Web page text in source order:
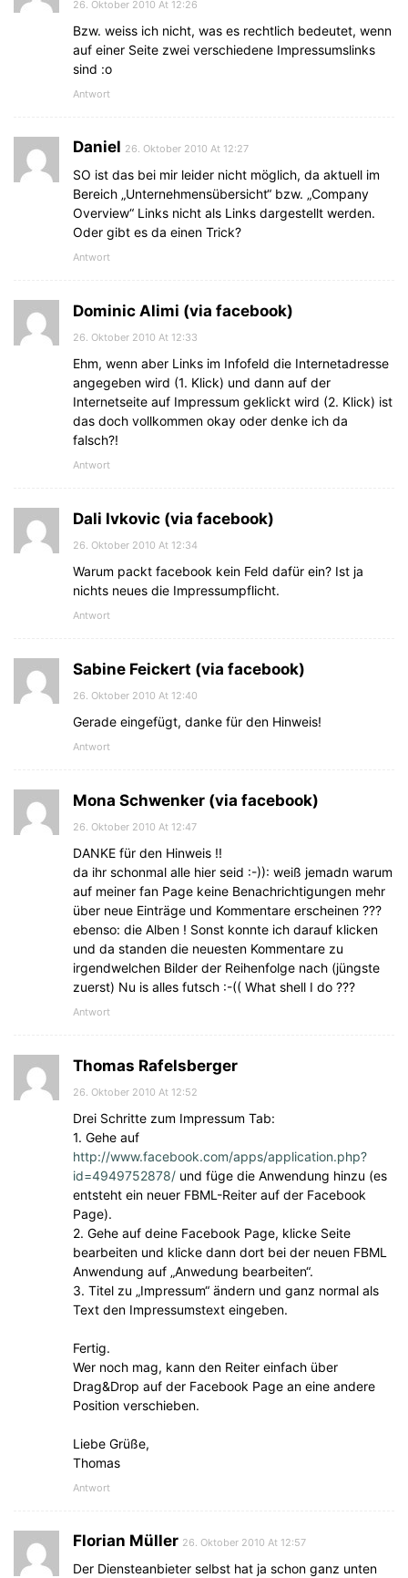
26. Oktober 2010 At 12:26
Bzw. weiss ich nicht, was es rechtlich bedeutet, wenn
auf einer Seite zwei verschiedene Impressumslinks
sind :o
Antwort
Daniel 26. Oktober 2010 At 12:27
SO ist das bei mir leider nicht möglich, da aktuell im
Bereich „Unternehmensübersicht“ bzw. „Company
Overview“ Links nicht als Links dargestellt werden.
Oder gibt es da einen Trick?
Antwort
Dominic Alimi (via facebook)
26. Oktober 2010 At 12:33
Ehm, wenn aber Links im Infofeld die Internetadresse
angegeben wird (1. Klick) und dann auf der
Internetseite auf Impressum geklickt wird (2. Klick) ist
das doch vollkommen okay oder denke ich da
falsch?!
Antwort
Dali Ivkovic (via facebook)
26. Oktober 2010 At 12:34
Warum packt facebook kein Feld dafür ein? Ist ja
nichts neues die Impressumpflicht.
Antwort
Sabine Feickert (via facebook)
26. Oktober 2010 At 12:40
Gerade eingefügt, danke für den Hinweis!
Antwort
Mona Schwenker (via facebook)
26. Oktober 2010 At 12:47
DANKE für den Hinweis !!
da ihr schonmal alle hier seid :-)): weiß jemadn warum
auf meiner fan Page keine Benachrichtigungen mehr
über neue Einträge und Kommentare erscheinen ???
ebenso: die Alben ! Sonst konnte ich darauf klicken
und da standen die neuesten Kommentare zu
irgendwelchen Bilder der Reihenfolge nach (jüngste
zuerst) Nu is alles futsch :-(( What shell I do ???
Antwort
Thomas Rafelsberger
26. Oktober 2010 At 12:52
Drei Schritte zum Impressum Tab:
1. Gehe auf
http://www.facebook.com/apps/application.php?
id=4949752878/ und füge die Anwendung hinzu (es
entsteht ein neuer FBML-Reiter auf der Facebook
Page).
2. Gehe auf deine Facebook Page, klicke Seite
bearbeiten und klicke dann dort bei der neuen FBML
Anwendung auf „Anwedung bearbeiten“.
3. Titel zu „Impressum“ ändern und ganz normal als
Text den Impressumstext eingeben.
Fertig.
Wer noch mag, kann den Reiter einfach über
Drag&Drop auf der Facebook Page an eine andere
Position verschieben.
Liebe Grüße,
Thomas
Antwort
Florian Müller 26. Oktober 2010 At 12:57
Der Diensteanbieter selbst hat ja schon ganz unten